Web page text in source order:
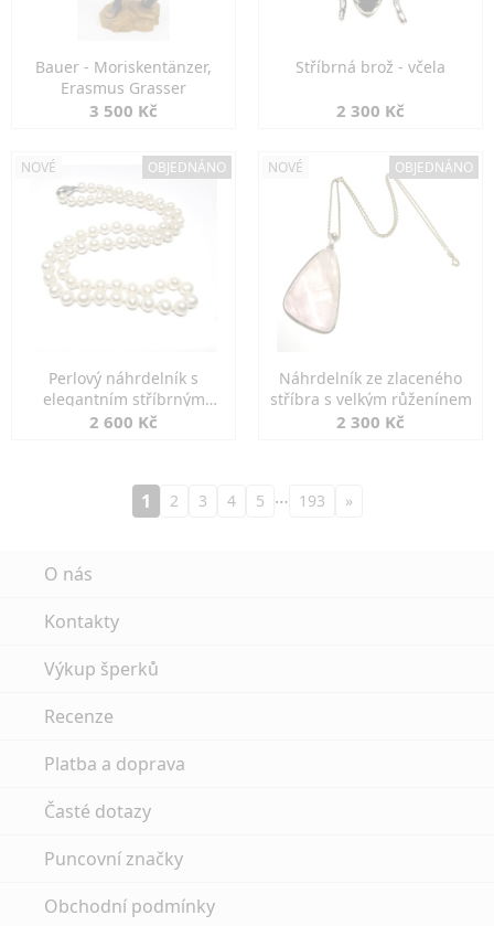
Bauer - Moriskentänzer,
Erasmus Grasser
3 500 Kč
Stříbrná brož - včela
2 300 Kč
NOVÉ OBJEDNÁNO
Perlový náhrdelník s
elegantním stříbrným
zapínáním
2 600 Kč
NOVÉ OBJEDNÁNO
Náhrdelník ze zlaceného
stříbra s velkým růženínem
2 300 Kč
1 2 3 4 5 … 193 »
O nás
Kontakty
Výkup šperků
Recenze
Platba a doprava
Časté dotazy
Puncovní značky
Obchodní podmínky